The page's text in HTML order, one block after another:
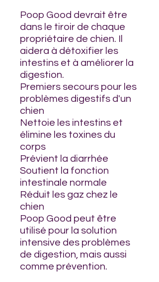
Poop Good devrait être
dans le tiroir de chaque
propriétaire de chien. Il
aidera à détoxifier les
intestins et à améliorer la
digestion.
Premiers secours pour les
problèmes digestifs d'un
chien
Nettoie les intestins et
élimine les toxines du
corps
Prévient la diarrhée
Soutient la fonction
intestinale normale
Réduit les gaz chez le
chien
Poop Good peut être
utilisé pour la solution
intensive des problèmes
de digestion, mais aussi
comme prévention.